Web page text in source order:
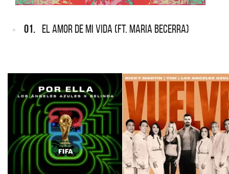
01. EL AMOR DE MI VIDA (FT. MARIA BECERRA)